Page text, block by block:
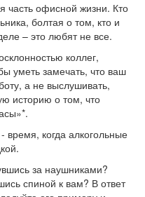
часть офисной жизни. Кто
болтая о том, кто и
– это любят не все.
коллег,
уметь замечать, что ваш
а не выслушивать,
историю о том, что
когда алкогольные
за наушниками?
спиной к вам? В ответ